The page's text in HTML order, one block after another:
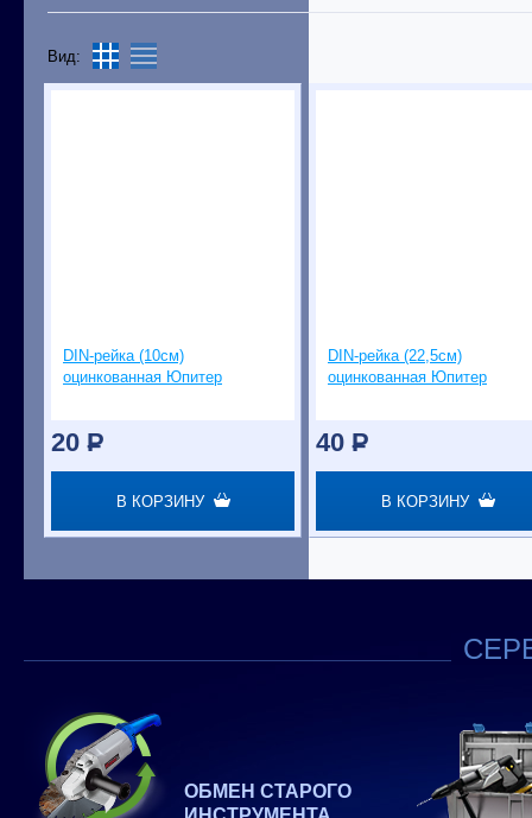
Вид:
DIN-рейка (10см)
оцинкованная Юпитер
20 P
В КОРЗИНУ
DIN-рейка (22,5см)
оцинкованная Юпитер
40 P
В КОРЗИНУ
ОБМЕН СТАРОГО